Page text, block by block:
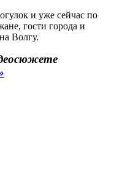
и уже сейчас по
гости города и
Волгу.